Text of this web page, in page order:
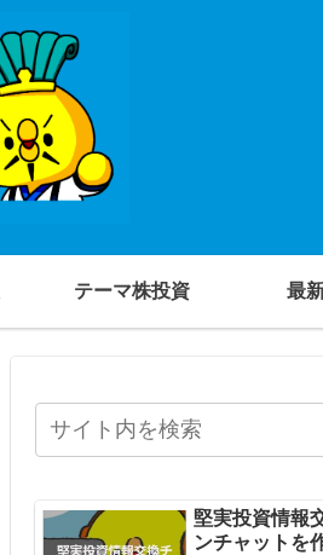
テーマ株投資 最
堅実投資情報
ンチャットを